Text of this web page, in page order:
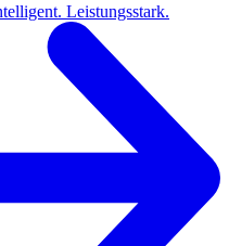
Leistungsstark.